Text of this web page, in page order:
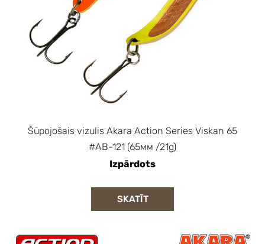
Šūpojošais vizulis Akara Action Series Viskan 65
#AB-121 (65мм /21g)
Izpārdots
SKATĪT